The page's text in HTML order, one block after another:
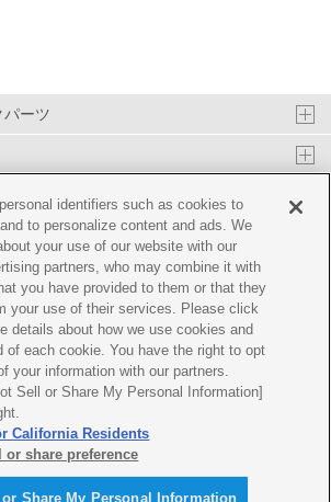
パーツ
イメント
プライバシーポリシー Cookie ポリシー
identifiers such as cookies to
to personalize content and ads. We
your use of our website with our
partners, who may combine it with
you have provided to them or that they
your use of their services. Please click
details about how we use cookies and
of each cookie. You have the right to opt
your information with our partners.
Sell or Share My Personal Information]
California Residents
or share preference
or Share My Personal Information